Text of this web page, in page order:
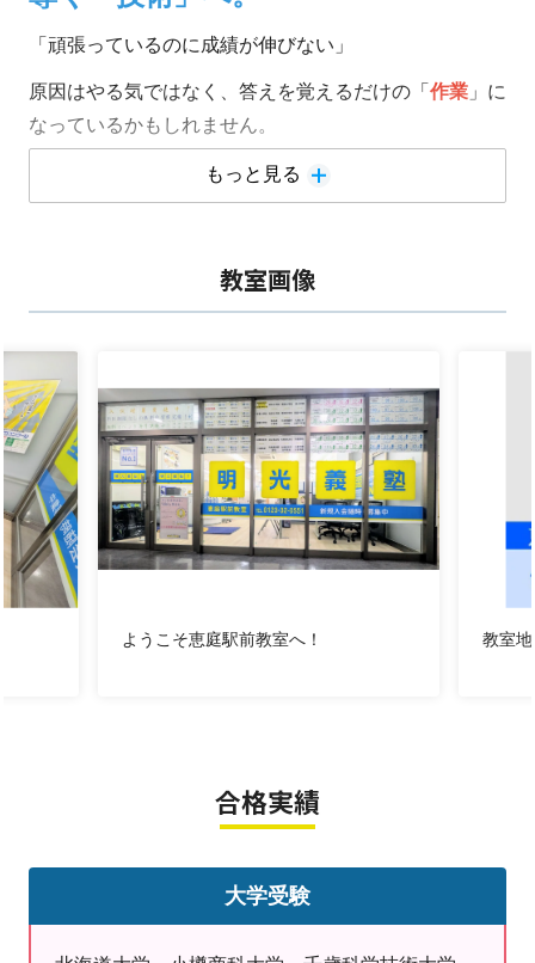
「頑張っているのに成績が伸びない」
原因はやる気ではなく、答えを覚えるだけの「 作業」に
なっているかもしれません。
出題範囲が拡大するこれからの定期テストや入試は、丸
暗記では通用しない時代へ。
なぜそうなるのか」を自分の言葉で説明できる
力を育てます。
へ。
◆恵庭駅前教室が選ばれる「4つの理由」
⒈小学生から高校生まで途切れない指導
全学年・全教科対応。環境を変えずに長く通えて安心
です。
授業がない日も自由に利用可能。自然と学習習慣が身に
・高校受験： 北広島高校、千歳高校、恵庭北高校をは
・大学受験： 北海道大学、千歳科学技術大学をはじめ
⒋塾生以外も歓迎！実力を試せるイベント
もっと見る
教室画像
ようこそ恵庭駅前教室へ！ 教室
合格実績
大学受験